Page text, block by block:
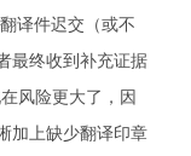
译件迟交（或不
最终收到补充证据
风险更大了，因
加上缺少翻译印章